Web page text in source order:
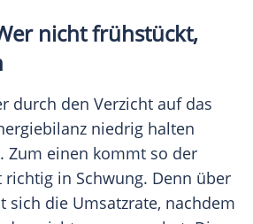
nicht frühstückt,
durch den Verzicht auf das
niedrig halten
Zum einen kommt so der
richtig in Schwung. Denn über
sich die Umsatzrate, nachdem